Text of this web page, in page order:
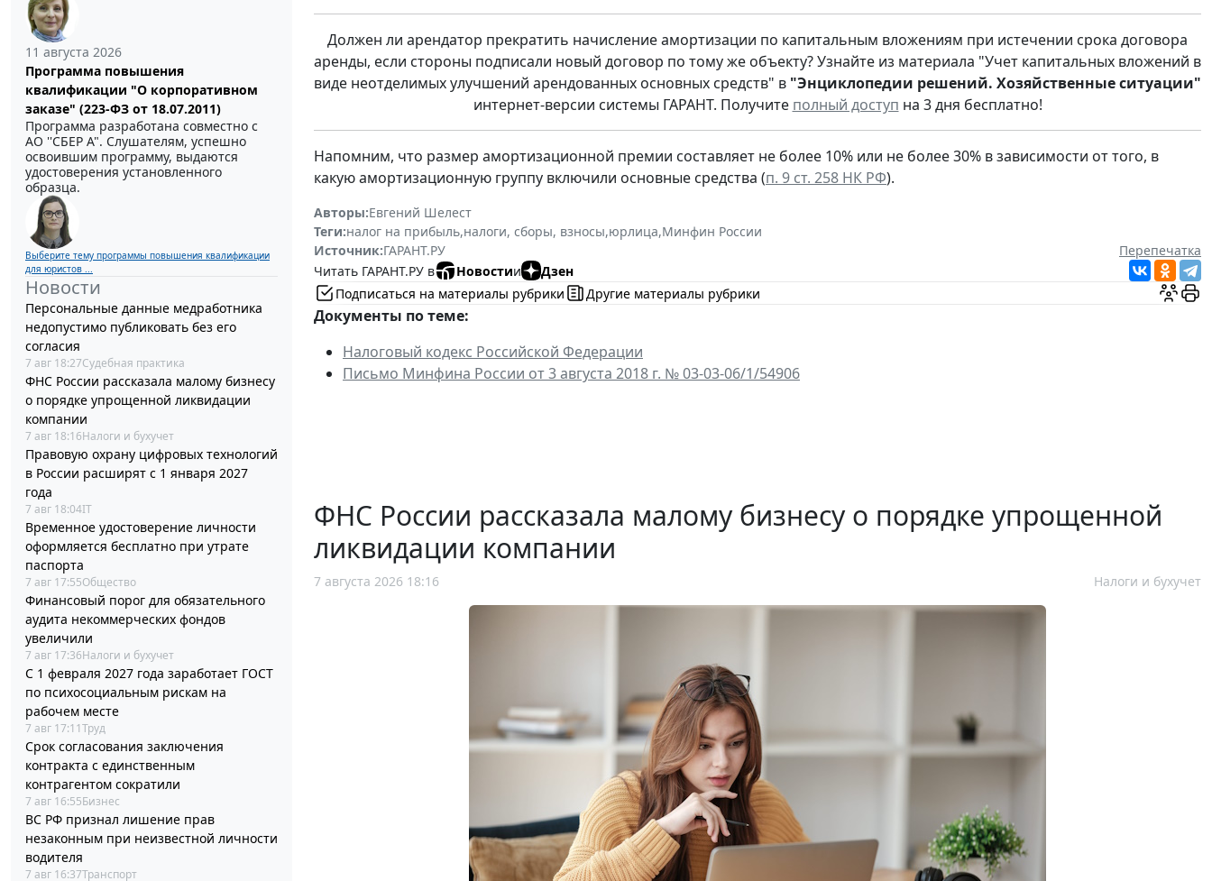
11 августа 2026
Программа повышения
квалификации "О корпоративном
заказе" (223-ФЗ от 18.07.2011)
Программа разработана совместно с
АО ''СБЕР А". Слушателям, успешно
освоившим программу, выдаются
удостоверения установленного
образца.
Выберите тему программы повышения квалификации
для юристов ...
Новости
Персональные данные медработника
недопустимо публиковать без его
согласия
7 авг 18:27Судебная практика
ФНС России рассказала малому бизнесу
о порядке упрощенной ликвидации
компании
7 авг 18:16Налоги и бухучет
Правовую охрану цифровых технологий
в России расширят с 1 января 2027
года
7 авг 18:04IT
Временное удостоверение личности
оформляется бесплатно при утрате
паспорта
7 авг 17:55Общество
Финансовый порог для обязательного
аудита некоммерческих фондов
увеличили
7 авг 17:36Налоги и бухучет
С 1 февраля 2027 года заработает ГОСТ
по психосоциальным рискам на
рабочем месте
7 авг 17:11Труд
Срок согласования заключения
контракта с единственным
контрагентом сократили
7 авг 16:55Бизнес
ВС РФ признал лишение прав
незаконным при неизвестной личности
водителя
7 авг 16:37Транспорт
Должен ли арендатор прекратить начисление амортизации по капитальным вложениям при истечении срока договора
аренды, если стороны подписали новый договор по тому же объекту? Узнайте из материала "Учет капитальных вложений в
виде неотделимых улучшений арендованных основных средств" в "Энциклопедии решений. Хозяйственные ситуации"
интернет-версии системы ГАРАНТ. Получите полный доступ на 3 дня бесплатно!
Напомним, что размер амортизационной премии составляет не более 10% или не более 30% в зависимости от того, в
какую амортизационную группу включили основные средства (п. 9 ст. 258 НК РФ).
Авторы:Евгений Шелест
Теги:налог на прибыль,налоги, сборы, взносы,юрлица,Минфин России
Источник:ГАРАНТ.РУ
Перепечатка
Читать ГАРАНТ.РУ в
Новостии
Дзен
Подписаться на материалы рубрики
Другие материалы рубрики
Документы по теме:
Налоговый кодекс Российской Федерации
Письмо Минфина России от 3 августа 2018 г. №03-03-06/1/54906
ФНС России рассказала малому бизнесу о порядке упрощенной
ликвидации компании
7 августа 2026 18:16 Налоги и бухучет